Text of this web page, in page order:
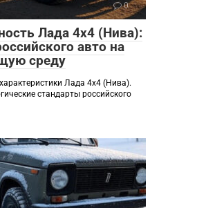
0
Лада 4х4 (Нива):
авто на
среду
Лада 4х4 (Нива).
стандарты российского